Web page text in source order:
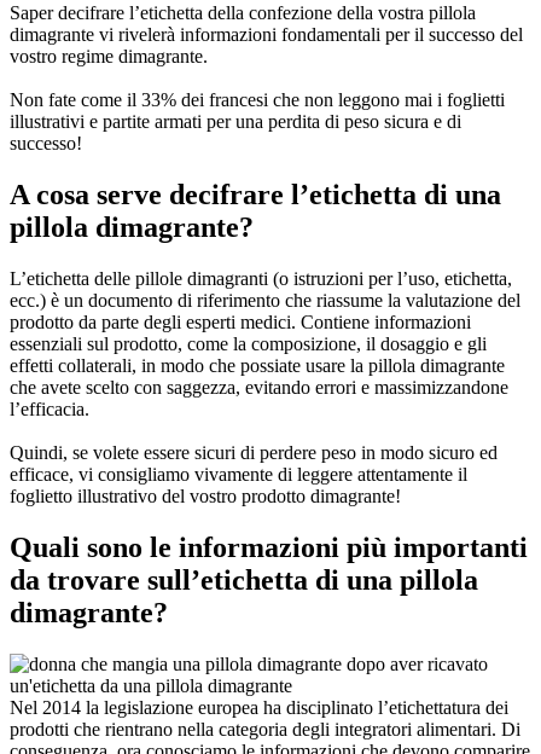
Saper decifrare l’etichetta della confezione della vostra pillola
dimagrante vi rivelerà informazioni fondamentali per il successo del
vostro regime dimagrante.
Non fate come il 33% dei francesi che non leggono mai i foglietti
illustrativi e partite armati per una perdita di peso sicura e di
successo!
A cosa serve decifrare l’etichetta di una
pillola dimagrante?
L’etichetta delle pillole dimagranti (o istruzioni per l’uso, etichetta,
ecc.) è un documento di riferimento che riassume la valutazione del
prodotto da parte degli esperti medici. Contiene informazioni
essenziali sul prodotto, come la composizione, il dosaggio e gli
effetti collaterali, in modo che possiate usare la pillola dimagrante
che avete scelto con saggezza, evitando errori e massimizzandone
l’efficacia.
Quindi, se volete essere sicuri di perdere peso in modo sicuro ed
efficace, vi consigliamo vivamente di leggere attentamente il
foglietto illustrativo del vostro prodotto dimagrante!
Quali sono le informazioni più importanti
da trovare sull’etichetta di una pillola
dimagrante?
Nel 2014 la legislazione europea ha disciplinato l’etichettatura dei
prodotti che rientrano nella categoria degli integratori alimentari. Di